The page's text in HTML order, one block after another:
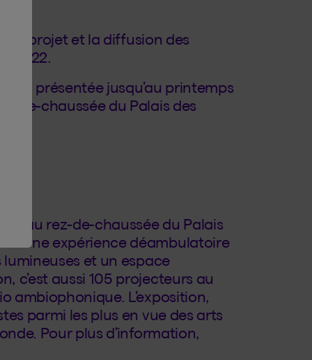
du projet et la diffusion des
2022.
sera présentée jusqu’au printemps
de-chaussée du Palais des
au rez-de-chaussée du Palais
une expérience déambulatoire
et un espace
c’est aussi 105 projecteurs au
ambiophonique. L’exposition,
parmi les plus en vue des arts
Pour plus d’information,